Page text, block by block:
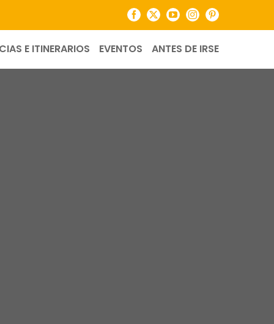
Facebook
X YouTubeInstagramPinterest
E ITINERARIOS EVENTOS ANTES DE IRSE